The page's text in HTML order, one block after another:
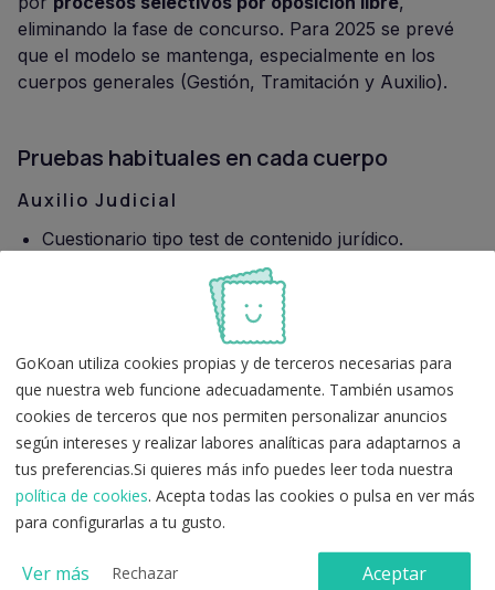
eliminando la fase de concurso. Para 2025 se prevé
que el modelo se mantenga, especialmente en los
cuerpos generales (Gestión, Tramitación y Auxilio).
Pruebas habituales en cada cuerpo
Auxilio Judicial
Cuestionario tipo test de contenido jurídico.
Supuestos prácticos tipo test.
Prueba de aptitudes prácticas relacionadas con
Descarga ANÁLISIS DE EXAMEN
GRATUITO de Auxilio Judicial
Tramitación Procesal
Cuestionario tipo test jurídico.
Prueba de ofimática (Word). Suele consistir en
GoKoan utiliza cookies propias y de terceros necesarias para
que nuestra web funcione adecuadamente. También usamos
cookies de terceros que nos permiten personalizar anuncios
según intereses y realizar labores analíticas para adaptarnos a
tus preferencias.Si quieres más info puedes leer toda nuestra
política de cookies. Acepta todas las cookies o pulsa en ver más
para configurarlas a tu gusto.
Ver más Rechazar Aceptar